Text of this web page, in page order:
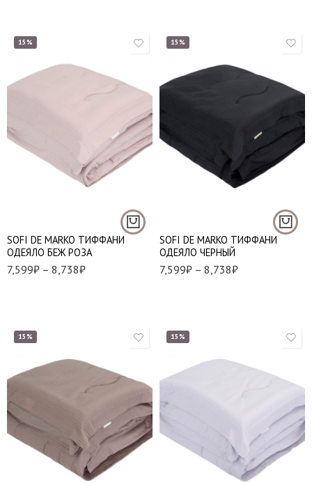
15%
SOFI DE MARKO ТИФФАНИ
ОДЕЯЛО БЕЖ РОЗА
7,599₽ – 8,738₽
1,5 (155*220 см.)
15%
SOFI DE MARKO ТИФФАНИ
ОДЕЯЛО ЧЕРНЫЙ
7,599₽ – 8,738₽
1,5 (155*220 см.)
15%
1,5 (155*220 см.)
15%
1,5 (155*220 см.)